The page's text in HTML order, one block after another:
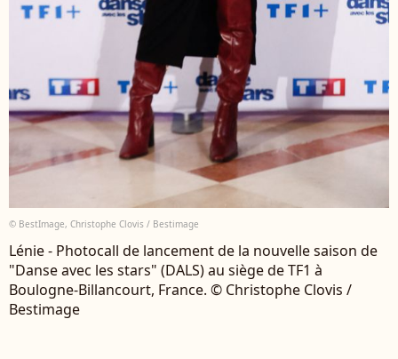
© BestImage, Christophe Clovis / Bestimage
Lénie - Photocall de lancement de la nouvelle saison de
"Danse avec les stars" (DALS) au siège de TF1 à
Boulogne-Billancourt, France. © Christophe Clovis /
Bestimage